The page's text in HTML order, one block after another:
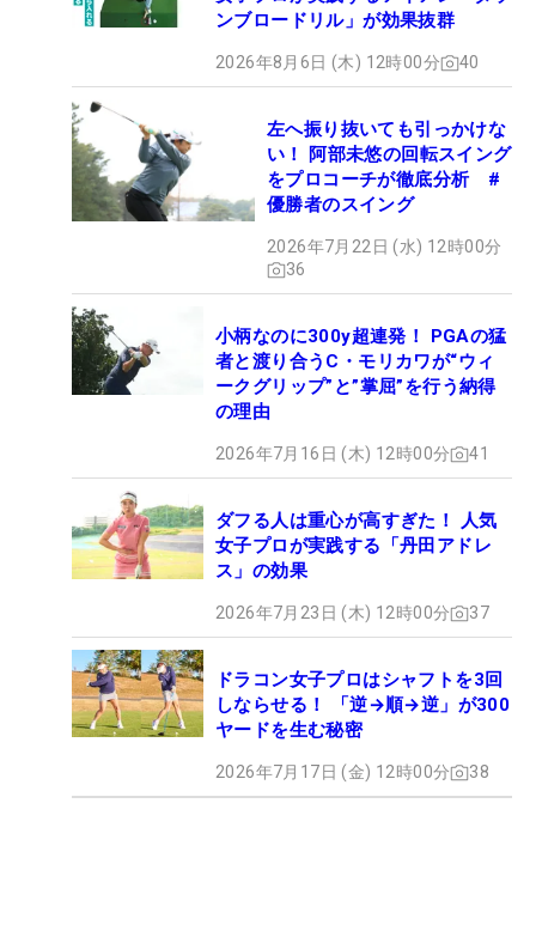
ンブロードリル」が効果抜群
2026年8月6日 (木) 12時00分 40
左へ振り抜いても引っかけな
い！ 阿部未悠の回転スイング
をプロコーチが徹底分析 #
優勝者のスイング
2026年7月22日 (水) 12時00分
36
小柄なのに300y超連発！ PGAの猛
者と渡り合うC・モリカワが“ウィ
ークグリップ”と”掌屈”を行う納得
の理由
2026年7月16日 (木) 12時00分 41
ダフる人は重心が高すぎた！ 人気
女子プロが実践する「丹田アドレ
ス」の効果
2026年7月23日 (木) 12時00分 37
ドラコン女子プロはシャフトを3回
しならせる！ 「逆→順→逆」が300
ヤードを生む秘密
2026年7月17日 (金) 12時00分 38